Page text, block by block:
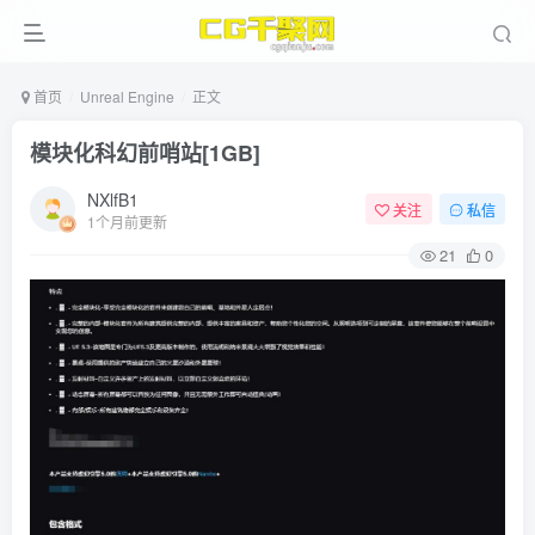
File
首页 Unreal Engine 正文
模块化科幻前哨站[1GB]
NXlfB1
1个月前更新
关注 私信
21 0